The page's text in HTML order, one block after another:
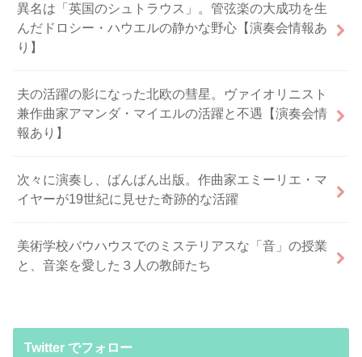
異名は「英国のシュトラウス」。管弦楽の大成功を生
んだドロシー・ハウエルの静かな野心【演奏会情報あ
り】
夫の活躍の影になった北欧の彗星。ヴァイオリニスト
兼作曲家アマンダ・マイエルの活躍と不遇【演奏会情
報あり】
次々に演奏し、ばんばん出版。作曲家エミーリエ・マ
イヤーが19世紀に見せた奇跡的な活躍
美術学校バウハウスでのミステリアスな「音」の授業
と、音楽を愛した３人の教師たち
Twitter でフォロー